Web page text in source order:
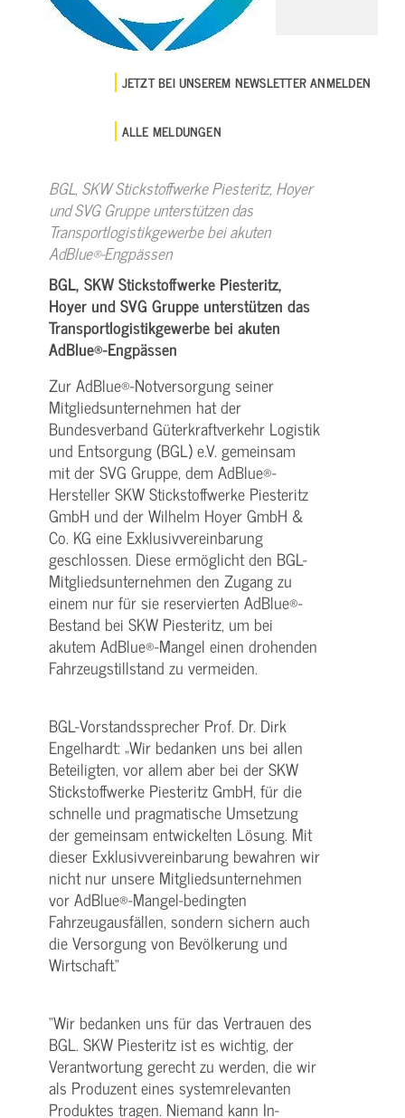
JETZT BEI UNSEREM NEWSLETTER ANMELDEN
ALLE MELDUNGEN
BGL, SKW Stickstoffwerke Piesteritz, Hoyer
und SVG Gruppe unterstützen das
Transportlogistikgewerbe bei akuten
AdBlue®-Engpässen
BGL, SKW Stickstoffwerke Piesteritz,
Hoyer und SVG Gruppe unterstützen das
Transportlogistikgewerbe bei akuten
AdBlue®-Engpässen
Zur AdBlue®-Notversorgung seiner
Mitgliedsunternehmen hat der
Bundesverband Güterkraftver­kehr Logistik
und Entsorgung (BGL) e.V. gemeinsam
mit der SVG Gruppe, dem AdBlue®-
Hersteller SKW Stickstoffwerke Piesteritz
GmbH und der Wil­helm Hoyer GmbH &
Co. KG eine Exklusivver­einbarung
geschlossen. Diese ermöglicht den BGL-
Mitgliedsunternehmen den Zugang zu
einem nur für sie reservierten AdBlue®-
Bestand bei SKW Piesteritz, um bei
akutem AdBlue®-Mangel ei­nen drohenden
Fahrzeugstillstand zu vermeiden.
BGL-Vorstandssprecher Prof. Dr. Dirk
Engelhardt: „Wir bedanken uns bei allen
Beteiligten, vor allem aber bei der SKW
Stickstoffwerke Piesteritz GmbH, für die
schnelle und pragmatische Um­setzung
der gemeinsam entwickelten Lösung. Mit
dieser Exklusivvereinbarung bewahren wir
nicht nur unsere Mitgliedsunternehmen
vor AdBlue®-Mangel-bedingten
Fahrzeugausfällen, sondern si­chern auch
die Versorgung von Bevölkerung und
Wirtschaft.“
“Wir bedanken uns für das Vertrauen des
BGL. SKW Piesteritz ist es wichtig, der
Verantwortung ge­recht zu werden, die wir
als Produzent eines systemrelevanten
Produktes tragen. Niemand kann In­